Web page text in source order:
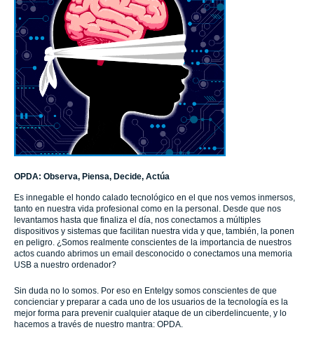
OPDA: Observa, Piensa, Decide, Actúa
Es innegable el hondo calado tecnológico en el que nos vemos inmersos,
tanto en nuestra vida profesional como en la personal. Desde que nos
levantamos hasta que finaliza el día, nos conectamos a múltiples
dispositivos y sistemas que facilitan nuestra vida y que, también, la ponen
en peligro. ¿Somos realmente conscientes de la importancia de nuestros
actos cuando abrimos un email desconocido o conectamos una memoria
USB a nuestro ordenador?
Sin duda no lo somos. Por eso en Entelgy somos conscientes de que
concienciar y preparar a cada uno de los usuarios de la tecnología es la
mejor forma para prevenir cualquier ataque de un ciberdelincuente, y lo
hacemos a través de nuestro mantra: OPDA.